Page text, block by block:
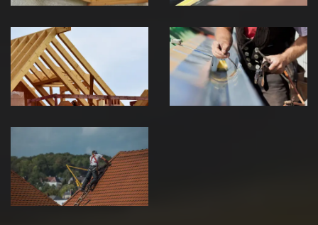
Traitement de
charpente 39
Jura
Travaux de
zinguerie 39
Jura
Urgence fuite
de toiture 39
Jura